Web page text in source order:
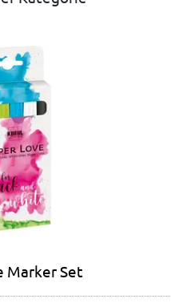
Marker Set